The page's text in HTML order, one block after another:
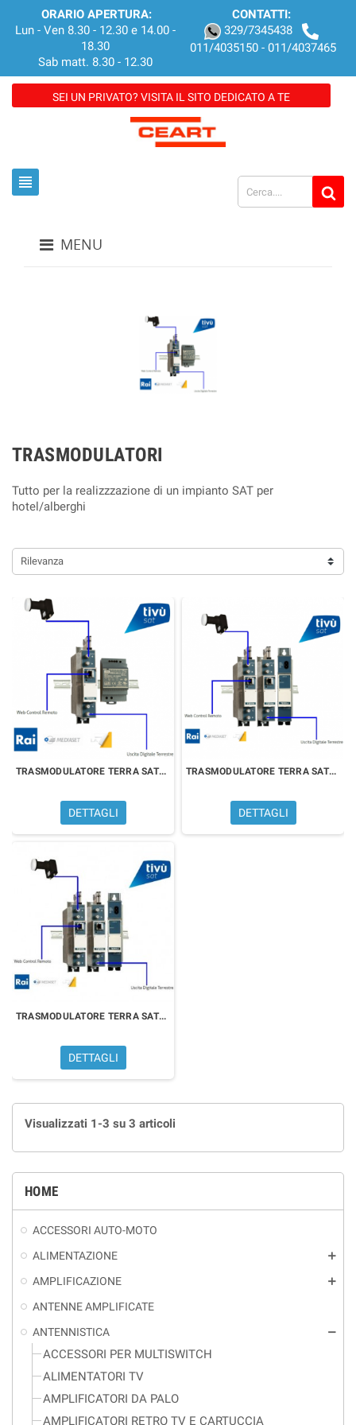
ORARIO APERTURA:
Lun - Ven 8.30 - 12.30 e 14.00 -
18.30
Sab matt. 8.30 - 12.30
CONTATTI:
329/7345438
011/4035150 - 011/4037465
SEI UN PRIVATO? VISITA IL SITO DEDICATO A TE
view_headline
MENU
HOME
ACCESSORI AUTO-MOTO
ALIMENTAZIONE
add
AMPLIFICAZIONE add
ANTENNE AMPLIFICATE
ANTENNISTICA
remove
ACCESSORI PER MULTISWITCH
ALIMENTATORI TV
AMPLIFICATORI DA PALO
AMPLIFICATORI RETRO TV E CARTUCCIA
TRASMODULATORI
Tutto per la realizzzazione di un impianto SAT per
hotel/alberghi
Rilevanza
TRASMODULATORE TERRA SAT210HD
DETTAGLI
TRASMODULATORE TERRA SAT316HD
DETTAGLI
TRASMODULATORE TERRA SAT420HD
DETTAGLI
Visualizzati 1-3 su 3 articoli